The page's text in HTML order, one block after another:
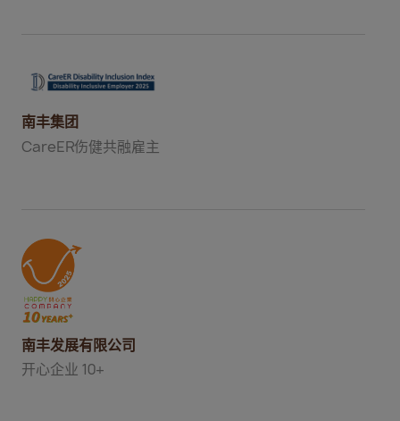
南丰集团
CareER伤健共融雇主
南丰发展有限公司
开心企业 10+